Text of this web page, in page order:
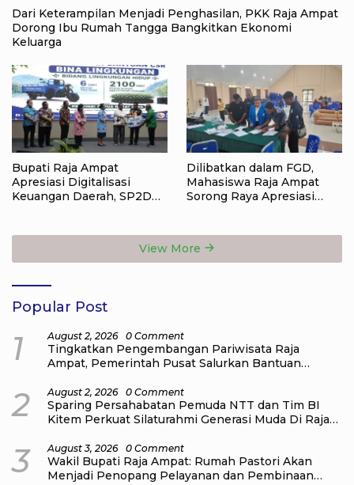
Dari Keterampilan Menjadi Penghasilan, PKK Raja Ampat
Dorong Ibu Rumah Tangga Bangkitkan Ekonomi
Keluarga
Bupati Raja Ampat
Apresiasi Digitalisasi
Keuangan Daerah, SP2D
Dilibatkan dalam FGD,
Mahasiswa Raja Ampat
Sorong Raya Apresiasi
View More
Popular Post
1 August 2, 2026 0 Comment
Tingkatkan Pengembangan Pariwisata Raja
Ampat, Pemerintah Pusat Salurkan Bantuan
Distrik Tiplol Mayalibit
2 August 2, 2026 0 Comment
Sparing Persahabatan Pemuda NTT dan Tim BI
Kitem Perkuat Silaturahmi Generasi Muda Di Raja
3 August 3, 2026 0 Comment
Wakil Bupati Raja Ampat: Rumah Pastori Akan
Menjadi Penopang Pelayanan dan Pembinaan